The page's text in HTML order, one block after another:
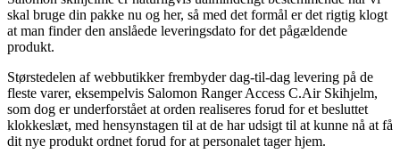
skal bruge din pakke nu og her, så med det formål er det rigtig klogt
at man finder den anslåede leveringsdato for det pågældende
produkt.
Størstedelen af webbutikker frembyder dag-til-dag levering på de
fleste varer, eksempelvis Salomon Ranger Access C.Air Skihjelm,
som dog er underforstået at orden realiseres forud for et besluttet
klokkeslæt, med hensynstagen til at de har udsigt til at kunne nå at få
dit nye produkt ordnet forud for at personalet tager hjem.